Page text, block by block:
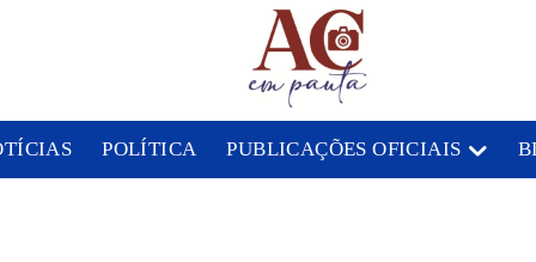
POLÍTICA PUBLICAÇÕES OFICIAIS